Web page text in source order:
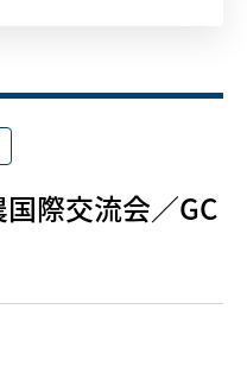
国際交流会／GC